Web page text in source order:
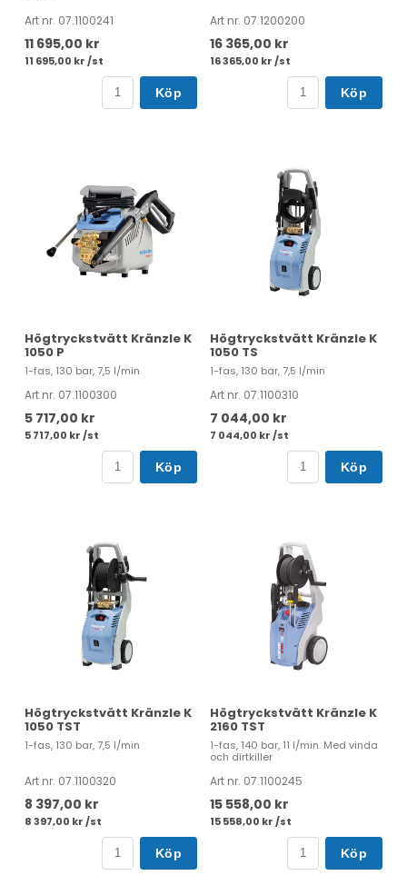
Art nr. 07.1100241
11 695,00 kr
11 695,00 kr /st
Köp
Art nr. 07.1200200
16 365,00 kr
16 365,00 kr /st
Köp
Högtryckstvätt Kränzle K
1050 P
1-fas, 130 bar, 7,5 l/min
Art nr. 07.1100300
5 717,00 kr
5 717,00 kr /st
Köp
Högtryckstvätt Kränzle K
1050 TS
1-fas, 130 bar, 7,5 l/min
Art nr. 07.1100310
7 044,00 kr
7 044,00 kr /st
Köp
Högtryckstvätt Kränzle K
1050 TST
1-fas, 130 bar, 7,5 l/min
Art nr. 07.1100320
8 397,00 kr
8 397,00 kr /st
Köp
Högtryckstvätt Kränzle K
2160 TST
1-fas, 140 bar, 11 l/min. Med vinda
och dirtkiller
Art nr. 07.1100245
15 558,00 kr
15 558,00 kr /st
Köp